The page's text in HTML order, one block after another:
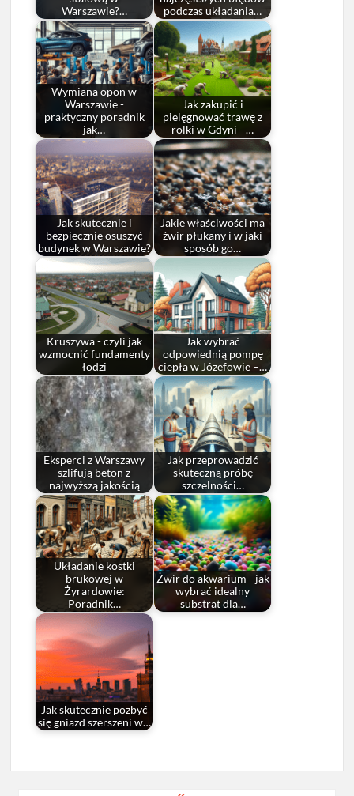
Warszawie?…
podczas układania…
Wymiana opon w
Warszawie -
praktyczny poradnik
jak…
Jak zakupić i
pielęgnować trawę z
rolki w Gdyni –…
Jak skutecznie i
bezpiecznie osuszyć
budynek w Warszawie?
Jakie właściwości ma
żwir płukany i w jaki
sposób go…
Kruszywa - czyli jak
wzmocnić fundamenty
łodzi
Jak wybrać
odpowiednią pompę
ciepła w Józefowie –…
Eksperci z Warszawy
szlifują beton z
najwyższą jakością
Jak przeprowadzić
skuteczną próbę
szczelności…
Układanie kostki
brukowej w
Żyrardowie:
Poradnik…
Żwir do akwarium - jak
wybrać idealny
substrat dla…
Jak skutecznie pozbyć
się gniazd szerszeni w…